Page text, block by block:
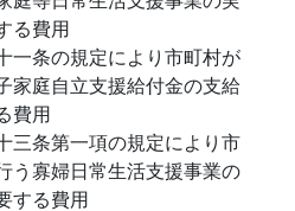
る費用
一条の規定により市町村が
家庭自立支援給付金の支給
費用
三条第一項の規定により市
う寡婦日常生活支援事業の
する費用